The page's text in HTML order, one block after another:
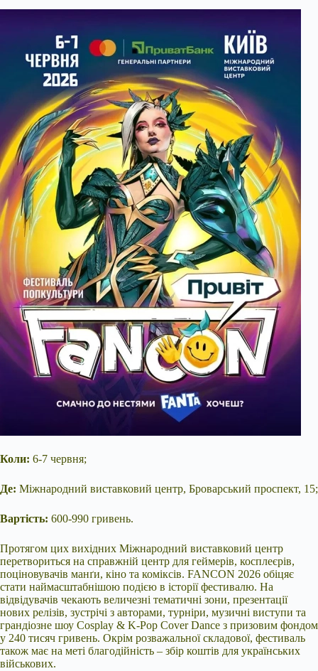
Коли: 6-7 червня;
Де: Міжнародний виставковий центр, Броварський проспект, 15;
Вартість: 600-990 гривень.
Протягом цих вихідних Міжнародний виставковий центр
перетвориться на справжній центр для геймерів, косплеєрів,
поціновувачів манґи, кіно та коміксів. FANCON 2026 обіцяє
стати наймасштабнішою подією в історії фестивалю. На
відвідувачів чекають величезні тематичні зони, презентації
нових релізів, зустрічі з авторами, турніри, музичні виступи та
грандіозне шоу Cosplay & K-Pop Cover Dance з призовим фондом
у 240 тисяч гривень. Окрім розважальної складової, фестиваль
також має на меті благодійність – збір коштів для українських
військових.